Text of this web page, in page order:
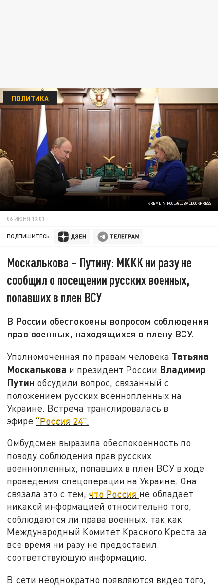
KREMLIN POOL/GLOBALLOOKPRESS
ПОЛИТИКА
06 ИЮНЯ 13:01
ПОДПИШИТЕСЬ:
Москалькова – Путину: МККК ни разу не
сообщил о посещении русских военных,
попавших в плен ВСУ
В России обеспокоены вопросом соблюдения
прав военных, находящихся в плену ВСУ.
Уполномоченная по правам человека Татьяна
Москалькова и президент России Владимир
Путин обсудили вопрос, связанный с
положением русских военнопленных на
Украине. Встреча транслировалась в
эфире “Россия 24”.
Омбудсмен выразила обеспокоенность по
поводу соблюдения прав русских
военнопленных, попавших в плен ВСУ в ходе
проведения спецоперации на Украине. Она
связала это с тем, что Россия не обладает
никакой информацией относительно того,
соблюдаются ли права военных, так как
Международный Комитет Красного Креста за
все время ни разу не предоставил
соответствующую информацию.
В сети неоднократно появляются видео того,